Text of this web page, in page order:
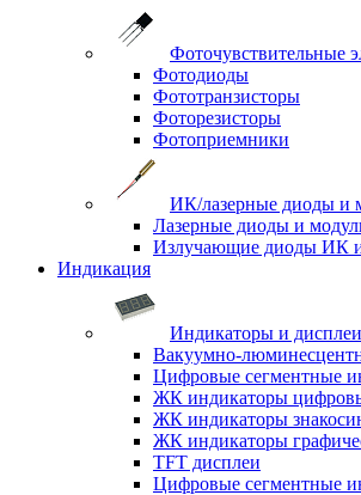
Фоточувствительные
Фотодиоды
Фототранзисторы
Фоторезисторы
Фотоприемники
ИК/лазерные диоды и
Лазерные диоды и
Излучающие диоды ИК
Индикация
Индикаторы и дисплеи
Вакуумно-
Цифровые сегментные
ЖК индикаторы
ЖК индикаторы
ЖК индикаторы
TFT дисплеи
Цифровые сегментные